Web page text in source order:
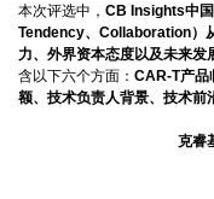
本次评选中， CB Insights中
Tendency、Collaboration）
力、外界资本态度以及未来发
含以下六个方面： CAR-T产品
额、技术负责人背景、技术前
克睿